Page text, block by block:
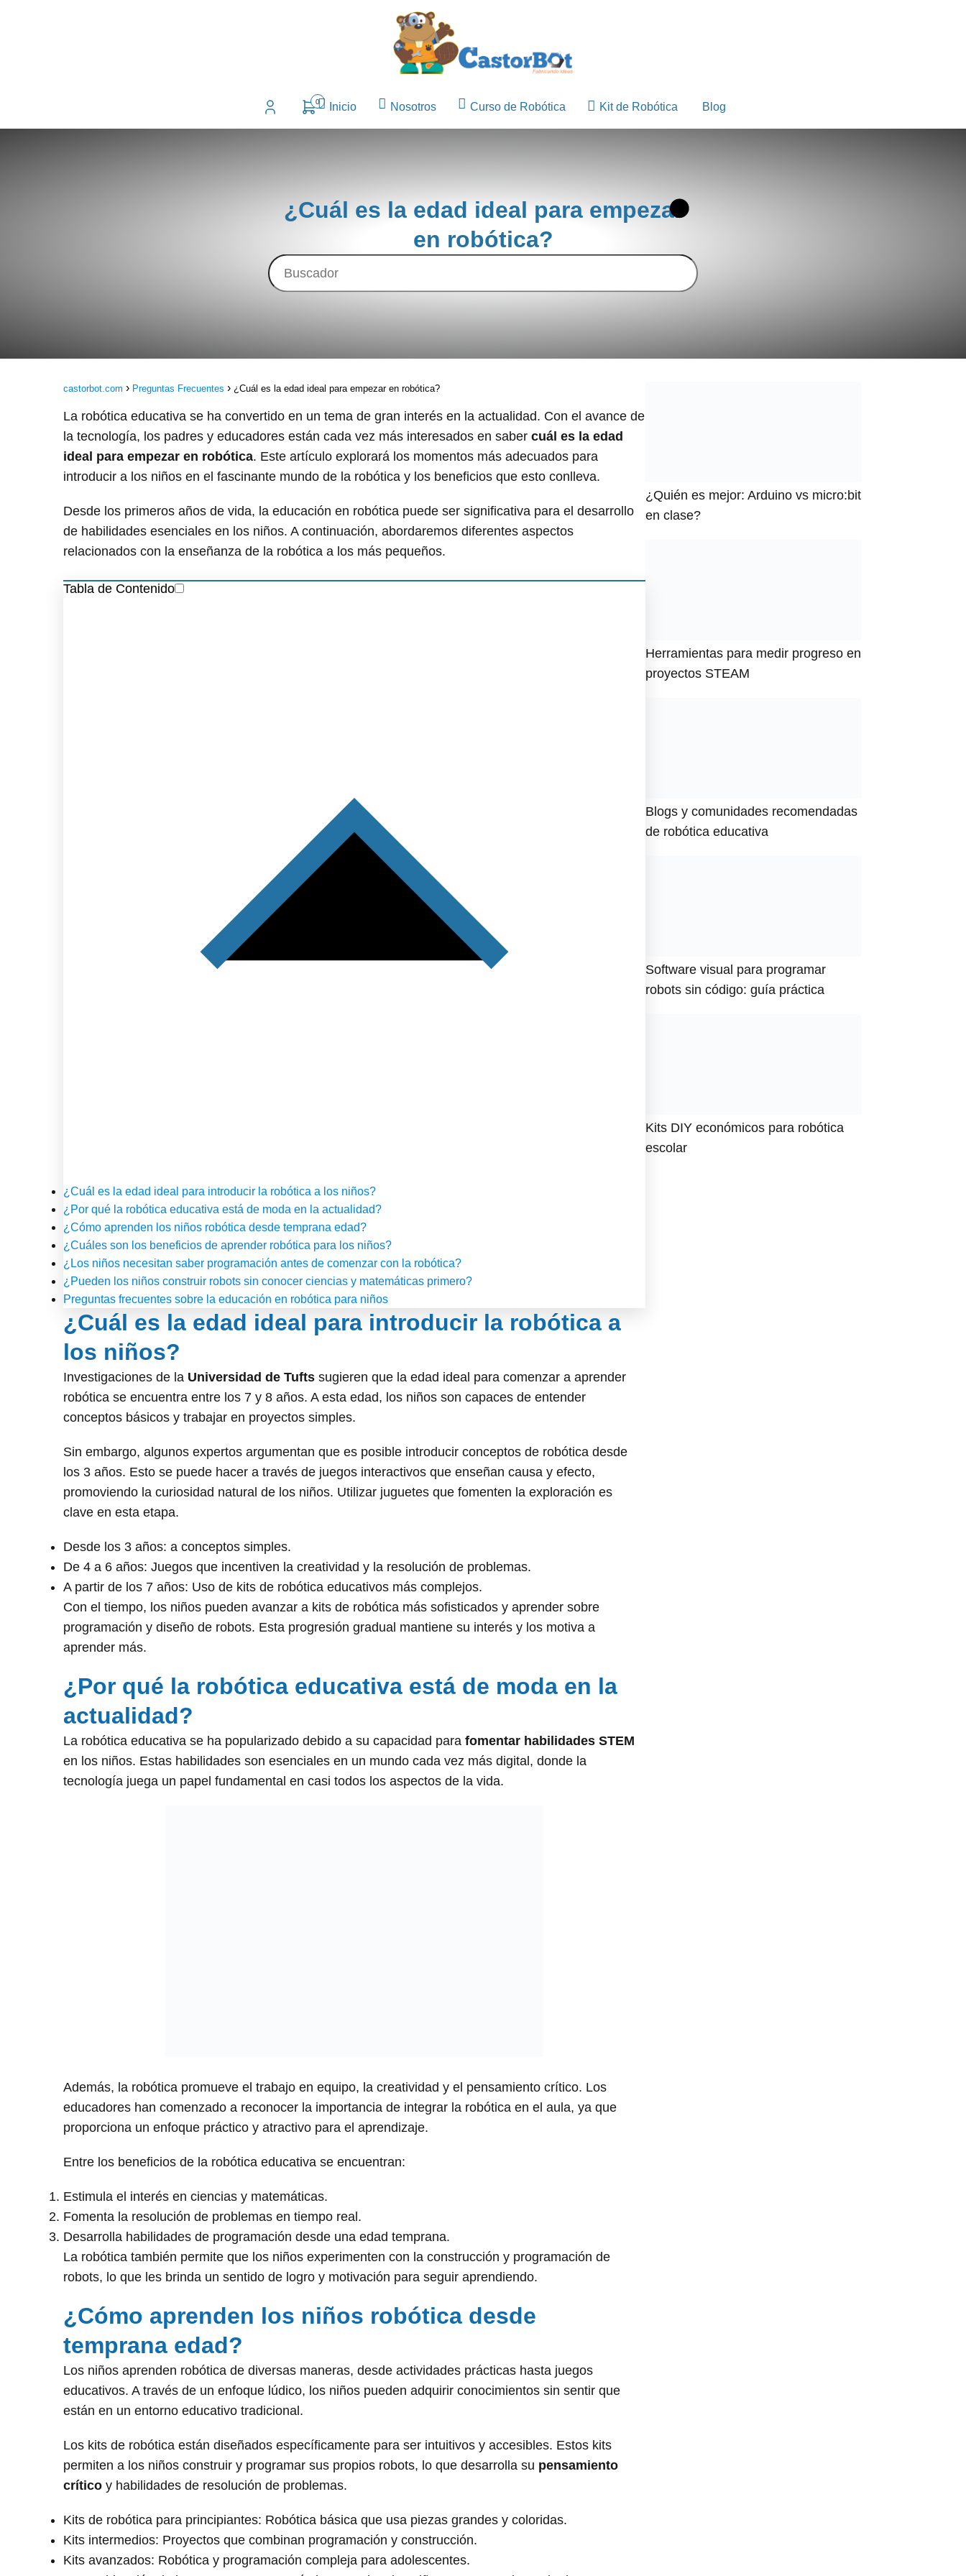
0 Inicio Nosotros Curso de Robótica Kit de Robótica Blog
¿Cuál es la edad ideal para empezar
en robótica?
castorbot.com Preguntas Frecuentes ¿Cuál es la edad ideal para empezar en robótica?
La robótica educativa se ha convertido en un tema de gran interés en la actualidad. Con el avance de
la tecnología, los padres y educadores están cada vez más interesados en saber cuál es la edad
ideal para empezar en robótica. Este artículo explorará los momentos más adecuados para
introducir a los niños en el fascinante mundo de la robótica y los beneficios que esto conlleva.
Desde los primeros años de vida, la educación en robótica puede ser significativa para el desarrollo
de habilidades esenciales en los niños. A continuación, abordaremos diferentes aspectos
relacionados con la enseñanza de la robótica a los más pequeños.
Tabla de Contenido
¿Cuál es la edad ideal para introducir la robótica a los niños?
¿Por qué la robótica educativa está de moda en la actualidad?
¿Cómo aprenden los niños robótica desde temprana edad?
¿Cuáles son los beneficios de aprender robótica para los niños?
¿Los niños necesitan saber programación antes de comenzar con la robótica?
¿Pueden los niños construir robots sin conocer ciencias y matemáticas primero?
Preguntas frecuentes sobre la educación en robótica para niños
¿Cuál es la edad ideal para introducir la robótica a
los niños?
Investigaciones de la Universidad de Tufts sugieren que la edad ideal para comenzar a aprender
robótica se encuentra entre los 7 y 8 años. A esta edad, los niños son capaces de entender
conceptos básicos y trabajar en proyectos simples.
Sin embargo, algunos expertos argumentan que es posible introducir conceptos de robótica desde
los 3 años. Esto se puede hacer a través de juegos interactivos que enseñan causa y efecto,
promoviendo la curiosidad natural de los niños. Utilizar juguetes que fomenten la exploración es
clave en esta etapa.
Desde los 3 años: a conceptos simples.
De 4 a 6 años: Juegos que incentiven la creatividad y la resolución de problemas.
A partir de los 7 años: Uso de kits de robótica educativos más complejos.
Con el tiempo, los niños pueden avanzar a kits de robótica más sofisticados y aprender sobre
programación y diseño de robots. Esta progresión gradual mantiene su interés y los motiva a
aprender más.
¿Por qué la robótica educativa está de moda en la
actualidad?
La robótica educativa se ha popularizado debido a su capacidad para fomentar habilidades STEM
en los niños. Estas habilidades son esenciales en un mundo cada vez más digital, donde la
tecnología juega un papel fundamental en casi todos los aspectos de la vida.
Además, la robótica promueve el trabajo en equipo, la creatividad y el pensamiento crítico. Los
educadores han comenzado a reconocer la importancia de integrar la robótica en el aula, ya que
proporciona un enfoque práctico y atractivo para el aprendizaje.
Entre los beneficios de la robótica educativa se encuentran:
Estimula el interés en ciencias y matemáticas.
Fomenta la resolución de problemas en tiempo real.
Desarrolla habilidades de programación desde una edad temprana.
La robótica también permite que los niños experimenten con la construcción y programación de
robots, lo que les brinda un sentido de logro y motivación para seguir aprendiendo.
¿Cómo aprenden los niños robótica desde
temprana edad?
Los niños aprenden robótica de diversas maneras, desde actividades prácticas hasta juegos
educativos. A través de un enfoque lúdico, los niños pueden adquirir conocimientos sin sentir que
están en un entorno educativo tradicional.
Los kits de robótica están diseñados específicamente para ser intuitivos y accesibles. Estos kits
permiten a los niños construir y programar sus propios robots, lo que desarrolla su pensamiento
crítico y habilidades de resolución de problemas.
Kits de robótica para principiantes: Robótica básica que usa piezas grandes y coloridas.
Kits intermedios: Proyectos que combinan programación y construcción.
Kits avanzados: Robótica y programación compleja para adolescentes.
¿Quién es mejor: Arduino vs micro:bit
en clase?
Herramientas para medir progreso en
proyectos STEAM
Blogs y comunidades recomendadas
de robótica educativa
Software visual para programar
robots sin código: guía práctica
Kits DIY económicos para robótica
escolar